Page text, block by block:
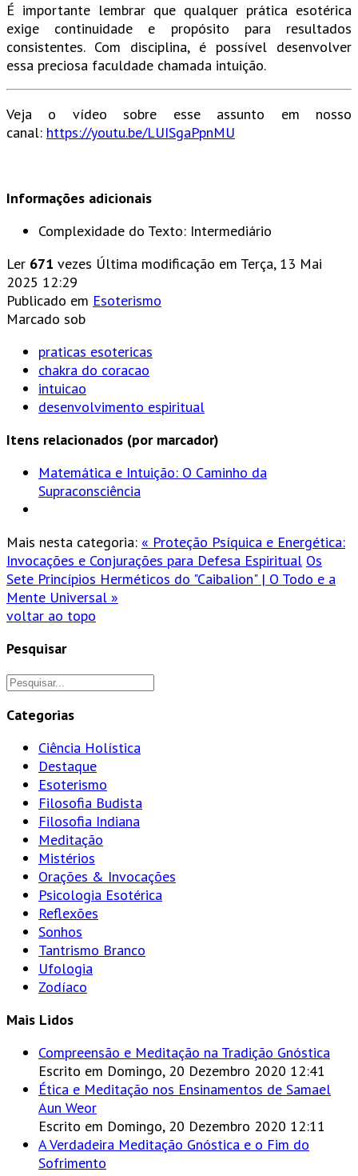
É importante lembrar que qualquer prática esotérica
exige continuidade e propósito para resultados
consistentes. Com disciplina, é possível desenvolver
essa preciosa faculdade chamada intuição.
Veja o vídeo sobre esse assunto em nosso
canal: https://youtu.be/LUISgaPpnMU
Informações adicionais
Complexidade do Texto: Intermediário
Ler 671 vezes Última modificação em Terça, 13 Mai
2025 12:29
Publicado em Esoterismo
Marcado sob
praticas esotericas
chakra do coracao
intuicao
desenvolvimento espiritual
Itens relacionados (por marcador)
Matemática e Intuição: O Caminho da
Supraconsciência
Mais nesta categoria: « Proteção Psíquica e Energética:
Invocações e Conjurações para Defesa Espiritual Os
Sete Princípios Herméticos do "Caibalion" | O Todo e a
Mente Universal »
voltar ao topo
Pesquisar
Categorias
Ciência Holística
Destaque
Esoterismo
Filosofia Budista
Filosofia Indiana
Meditação
Mistérios
Orações & Invocações
Psicologia Esotérica
Reflexões
Sonhos
Tantrismo Branco
Ufologia
Zodíaco
Mais Lidos
Compreensão e Meditação na Tradição Gnóstica
Escrito em Domingo, 20 Dezembro 2020 12:41
Ética e Meditação nos Ensinamentos de Samael
Aun Weor
Escrito em Domingo, 20 Dezembro 2020 12:11
A Verdadeira Meditação Gnóstica e o Fim do
Sofrimento